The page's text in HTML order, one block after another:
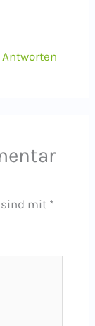
Antworten
sind mit *